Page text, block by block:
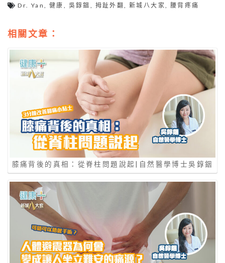
Dr. Yan,健康 , 吳錞銦 , 拇趾外翻,新城八大家, 腰背疼痛
相關文章：
膝痛背後的真相：從脊柱問題說起|自然醫學博士吳錞銦